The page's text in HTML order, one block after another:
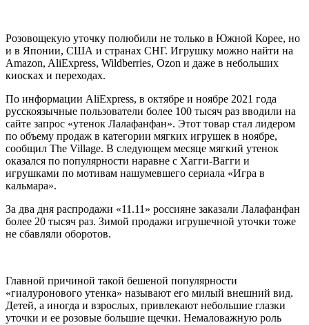
Розовощекую уточку полюбили не только в Южной Корее, но
и в Японии, США и странах СНГ. Игрушку можно найти на
Amazon, AliExpress, Wildberries, Ozon и даже в небольших
киосках и переходах.
По информации AliExpress, в октябре и ноябре 2021 года
русскоязычные пользователи более 100 тысяч раз вводили на
сайте запрос «утенок Лалафанфан». Этот товар стал лидером
по объему продаж в категории мягких игрушек в ноябре,
сообщил The Village. В следующем месяце мягкий утенок
оказался по популярности наравне с Хагги-Вагги и
игрушками по мотивам нашумевшего сериала «Игра в
кальмара».
За два дня распродажи «11.11» россияне заказали Лалафанфан
более 20 тысяч раз. Зимой продажи игрушечной уточки тоже
не сбавляли оборотов.
Главной причиной такой бешеной популярности
«гиалуронового утенка» называют его милый внешний вид.
Детей, а иногда и взрослых, привлекают небольшие глазки
уточки и ее розовые большие щечки. Немаловажную роль